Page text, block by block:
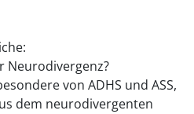
Neurodivergenz?
von ADHS und ASS,
dem neurodivergenten